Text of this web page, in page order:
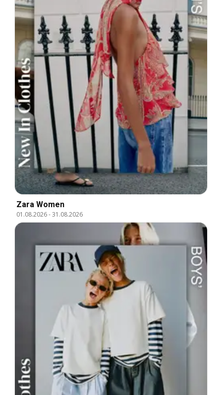
Zara Women
01.08.2026-31.08.2026